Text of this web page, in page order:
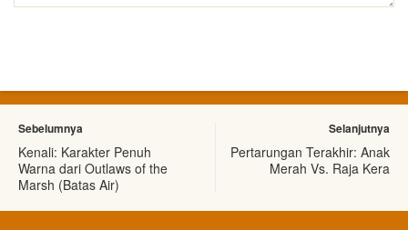
Sebelumnya
Kenali: Karakter Penuh
Warna dari Outlaws of the
Marsh (Batas Air)
Selanjutnya
Pertarungan Terakhir: Anak
Merah Vs. Raja Kera